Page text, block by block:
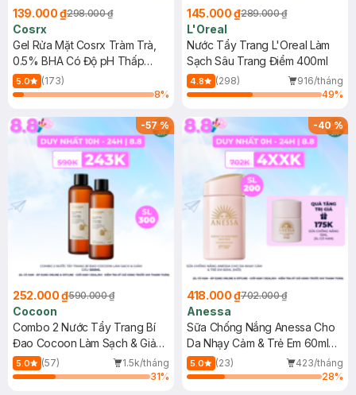
139.000 ₫298.000 ₫
Cosrx
Gel Rửa Mặt Cosrx Tràm Trà,
0.5% BHA Có Độ pH Thấp
150ml
5.0
(173)
8%
145.000 ₫289.000 ₫
L'Oreal
Nước Tẩy Trang L'Oreal Làm
Sạch Sâu Trang Điểm 400ml
4.8 (298)
916/tháng
49%
-57%
252.000 ₫590.000 ₫
Cocoon
Combo 2 Nước Tẩy Trang Bí
Đao Cocoon Làm Sạch & Giảm
Dầu 500ml
5.0 (57)
1.5k/tháng
31%
-40%
418.000 ₫702.000 ₫
Anessa
Sữa Chống Nắng Anessa Cho
Da Nhạy Cảm & Trẻ Em 60ml
(Mới)
5.0 (23)
423/tháng
28%